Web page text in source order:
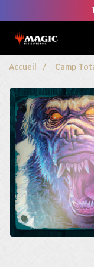
Accueil Camp